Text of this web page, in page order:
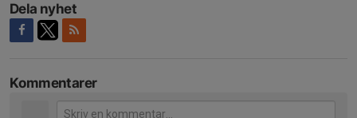
Dela nyhet
Kommentarer